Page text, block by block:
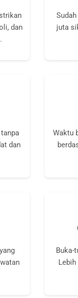
dan
juta
dan
Waktu
Buka-